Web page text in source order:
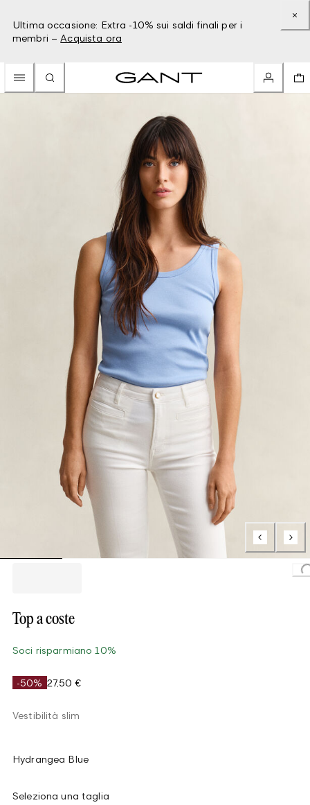
Ultima occasione: Extra -10% sui saldi finali per i
membri – Acquista ora
Top a coste
Soci risparmiano 10%
-50% 27,50 €
Vestibilità slim
Hydrangea Blue
Seleziona una taglia